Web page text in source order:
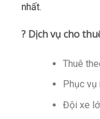
nhất.
? Dịch vụ cho
Thuê
Phục vụ
Đội xe